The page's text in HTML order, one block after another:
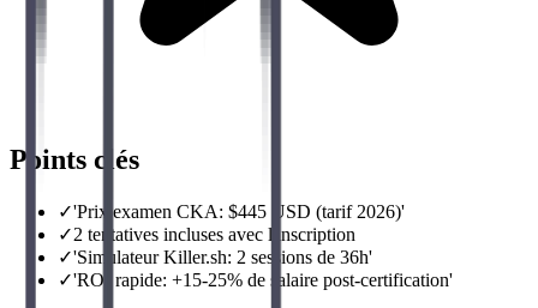
Points clés
✓'Prix examen CKA: $445 USD (tarif 2026)'
✓2 tentatives incluses avec l'inscription
✓'Simulateur Killer.sh: 2 sessions de 36h'
✓'ROI rapide: +15-25% de salaire post-certification'